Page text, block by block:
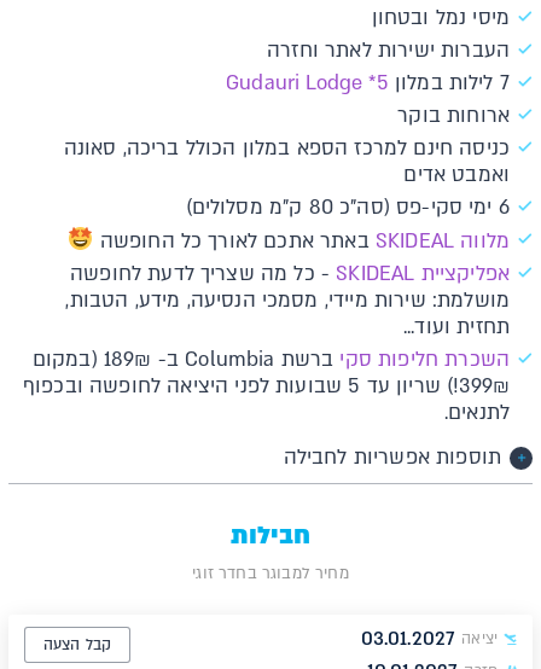
מיסי נמל ובטחון
העברות ישירות לאתר וחזרה
7 לילות במלון
Gudauri Lodge *5
ארוחות בוקר
כניסה חינם למרכז הספא במלון הכולל בריכה, סאונה
ואמבט אדים
6 ימי סקי-פס (סה"כ 80 ק"מ מסלולים)
מלווה SKIDEAL
באתר אתכם לאורך כל החופשה
א​פליקציית SKIDEAL​​
- כל מה שצריך לדעת לחופשה
מושלמת: שירות מיידי, מסמכי הנסיעה, מידע, הטבות,
תחזית ועוד...
השכרת חליפות סקי
ברשת Columbia ב- 189₪ (במקום
399₪!) שריון עד 5 שבועות לפני היציאה לחופשה ובכפוף
לתנאים.
תוספות אפשריות לחבילה
חבילות
מחיר למבוגר בחדר זוגי
יציאה 03.01.2027 קבל הצעה